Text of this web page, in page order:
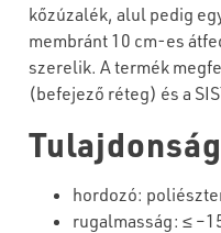
kőzúzalék, alul pedig
membránt 10 cm-es
szerelik. A termék
(befejező réteg) és a
hordozó:
rugalmasság: ≤ –1